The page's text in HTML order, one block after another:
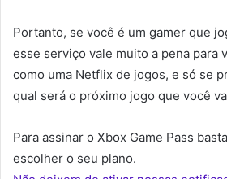
Portanto, se você é um gamer que
esse serviço vale muito a pena para
como uma Netflix de jogos, e só se
qual será o próximo jogo que você
Para assinar o Xbox Game Pass
escolher o seu plano.